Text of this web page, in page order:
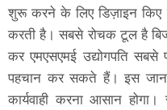
शुरू करने के लिए डिज़ाइन
करती है। सबसे रोचक टूल है
कर एमएसएमई उद्योगपति
पहचान कर सकते हैं। इस
कार्यवाही करना आसान